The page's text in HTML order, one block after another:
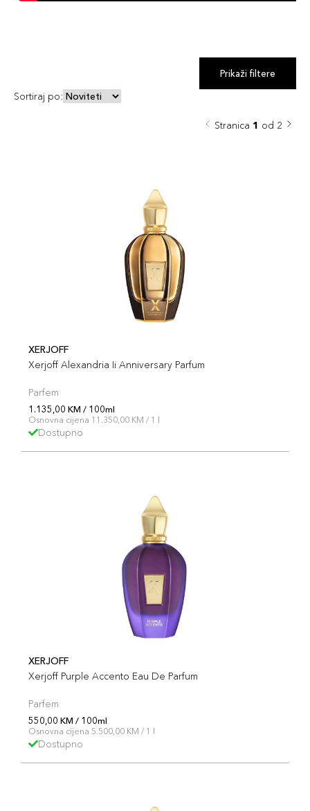
Prikaži filtere
Sortiraj po:
Stranica 1 od 2
XERJOFF
Xerjoff Alexandria Ii Anniversary Parfum
Parfem
1.135,00 KM / 100ml
Osnovna cijena 11.350,00 KM / 1 l
Dostupno
XERJOFF
Xerjoff Purple Accento Eau De Parfum
Parfem
550,00 KM / 100ml
Osnovna cijena 5.500,00 KM / 1 l
Dostupno